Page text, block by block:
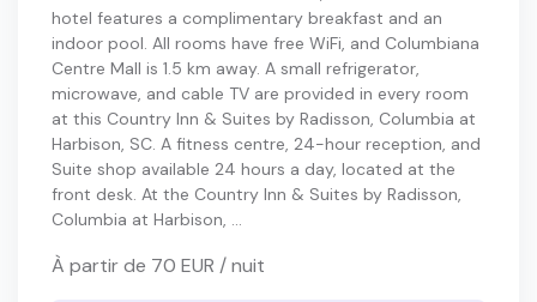
hotel features a complimentary breakfast and an
indoor pool. All rooms have free WiFi, and Columbiana
Centre Mall is 1.5 km away. A small refrigerator,
microwave, and cable TV are provided in every room
at this Country Inn & Suites by Radisson, Columbia at
Harbison, SC. A fitness centre, 24-hour reception, and
Suite shop available 24 hours a day, located at the
front desk. At the Country Inn & Suites by Radisson,
Columbia at Harbison, ...
À partir de 70 EUR / nuit